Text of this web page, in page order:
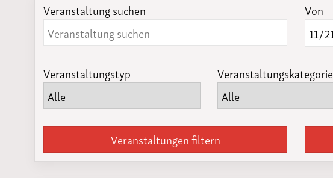
Laufveranstaltertagungen
2023
Veranstaltung suchen Von
Veranstaltungstyp Veranstaltungskategorie
Veranstaltungen filtern